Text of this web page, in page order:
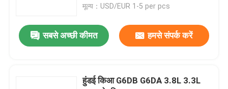
इंजन समय श्रृंखला
मूल्य：USD/EUR 1-5 per pcs
सबसे अच्छी कीमत हमसे संपर्क करें
हुंडई किआ G6DB G6DA 3.8L 3.3L